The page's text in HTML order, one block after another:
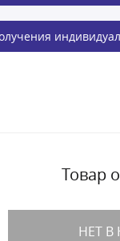
Товар
НЕТ